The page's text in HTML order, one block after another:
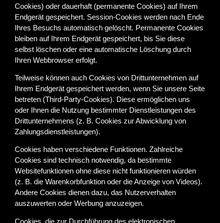
Cookies) oder dauerhaft (permanente Cookies) auf Ihrem
Endgerät gespeichert. Session-Cookies werden nach Ende
Ihres Besuchs automatisch gelöscht. Permanente Cookies
bleiben auf Ihrem Endgerät gespeichert, bis Sie diese
selbst löschen oder eine automatische Löschung durch
Ihren Webbrowser erfolgt.
Teilweise können auch Cookies von Drittunternehmen auf
Ihrem Endgerät gespeichert werden, wenn Sie unsere Seite
betreten (Third-Party-Cookies). Diese ermöglichen uns
oder Ihnen die Nutzung bestimmter Dienstleistungen des
Drittunternehmens (z. B. Cookies zur Abwicklung von
Zahlungsdienstleistungen).
Cookies haben verschiedene Funktionen. Zahlreiche
Cookies sind technisch notwendig, da bestimmte
Websitefunktionen ohne diese nicht funktionieren würden
(z. B. die Warenkorbfunktion oder die Anzeige von Videos).
Andere Cookies dienen dazu, das Nutzerverhalten
auszuwerten oder Werbung anzuzeigen.
Cookies, die zur Durchführung des elektronischen